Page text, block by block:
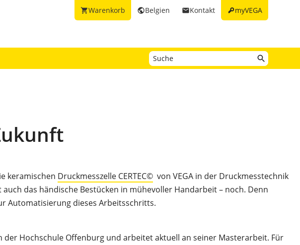
keymyVEGA
emailKontakt
publicBelgien
shopping_cartWarenkorb
keramischen Druckmesszelle CERTEC© von VEGA in der Druckmesstechnik
das händische Bestücken in mühevoller Handarbeit – noch. Denn
Automatisierung dieses Arbeitsschritts.
der Hochschule Offenburg und arbeitet aktuell an seiner Masterarbeit. Für